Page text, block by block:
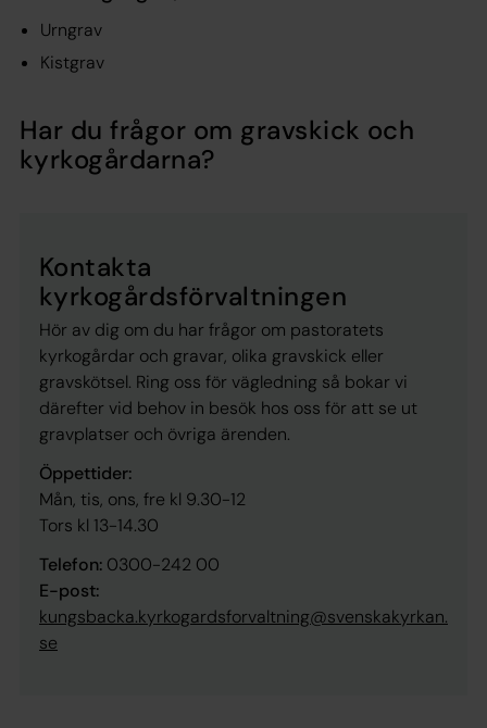
Urngrav
Kistgrav
Har du frågor om gravskick och
kyrkogårdarna?
Kontakta
kyrkogårdsförvaltningen
Hör av dig om du har frågor om pastoratets
kyrkogårdar och gravar, olika gravskick eller
gravskötsel. Ring oss för vägledning så bokar vi
därefter vid behov in besök hos oss för att se ut
gravplatser och övriga ärenden.
Öppettider:
Mån, tis, ons, fre kl 9.30-12
Tors kl 13-14.30
Telefon: 0300-242 00
E-post:
kungsbacka.kyrkogardsforvaltning@svenskakyrkan.
se